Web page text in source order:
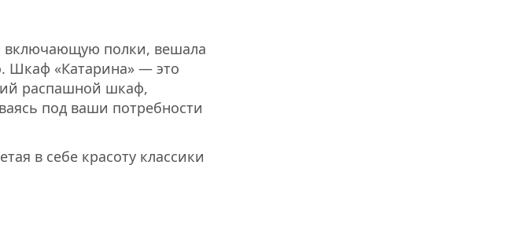
включающую полки, вешала
Шкаф «Катарина» — это
распашной шкаф,
под ваши потребности
в себе красоту классики